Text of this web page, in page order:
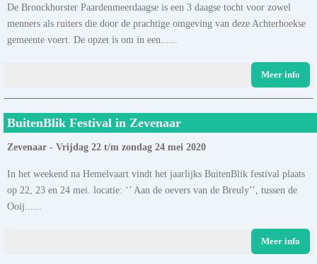
De Bronckhorster Paardenmeerdaagse is een 3 daagse tocht voor zowel
menners als ruiters die door de prachtige omgeving van deze Achterhoekse
gemeente voert. De opzet is om in een......
Meer info
BuitenBlik Festival in Zevenaar
Zevenaar - Vrijdag 22 t/m zondag 24 mei 2020
In het weekend na Hemelvaart vindt het jaarlijks BuitenBlik festival plaats
op 22, 23 en 24 mei. locatie: ‘’ Aan de oevers van de Breuly’’, tussen de
Ooij......
Meer info